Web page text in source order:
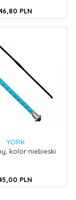
80 PLN
YORK
kolor niebieski
00 PLN